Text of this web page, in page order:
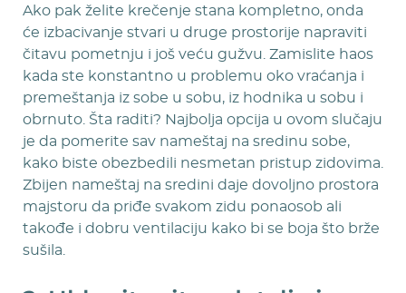
Ako pak želite krečenje stana kompletno, onda
će izbacivanje stvari u druge prostorije napraviti
čitavu pometnju i još veću gužvu. Zamislite haos
kada ste konstantno u problemu oko vraćanja i
premeštanja iz sobe u sobu, iz hodnika u sobu i
obrnuto. Šta raditi? Najbolja opcija u ovom slučaju
je da pomerite sav nameštaj na sredinu sobe,
kako biste obezbedili nesmetan pristup zidovima.
Zbijen nameštaj na sredini daje dovoljno prostora
majstoru da priđe svakom zidu ponaosob ali
takođe i dobru ventilaciju kako bi se boja što brže
sušila.